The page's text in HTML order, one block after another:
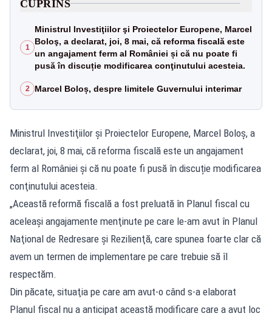
CUPRINS
1
Ministrul Investiţiilor şi Proiectelor Europene, Marcel
Boloş, a declarat, joi, 8 mai, că reforma fiscală este
un angajament ferm al României și că nu poate fi
pusă în discuție modificarea conţinutului acesteia.
2 Marcel Boloș, despre limitele Guvernului interimar
Ministrul Investiţiilor şi Proiectelor Europene, Marcel Boloş, a
declarat, joi, 8 mai, că reforma fiscală este un angajament
ferm al României și că nu poate fi pusă în discuție modificarea
conţinutului acesteia.
„Această reformă fiscală a fost preluată în Planul fiscal cu
aceleaşi angajamente menţinute pe care le-am avut în Planul
Naţional de Redresare şi Rezilienţă, care spunea foarte clar că
avem un termen de implementare pe care trebuie să îl
respectăm.
Din păcate, situaţia pe care am avut-o când s-a elaborat
Planul fiscal nu a anticipat această modificare care a avut loc